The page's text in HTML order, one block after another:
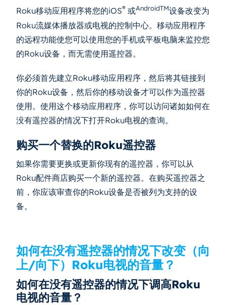
Roku移动应用程序将您的iOS® 或AndroidTM设备改变为
Roku流媒体播放器或电视的控制中心。移动应用程序
的远程功能使您可以使用您的手机或平板电脑来监控您
的Roku设备，而无需使用遥控器。
你必须首先建立Roku移动应用程序，然后将其链接到
你的Roku设备，然后你的移动设备才可以作为遥控器
使用。使用这个移动应用程序，你可以访问诸如如何在
没有遥控器的情况下打开Roku电视的查询。
购买一个替换的Roku遥控器
如果你需要更换或更新你现有的遥控器，你可以从
Roku配件商店购买一个新的遥控器。在购买遥控器之
前，你应该审查你的Roku设备是否被列为支持的设
备。
如何在没有遥控器的情况下改变（向
上/向下）Roku电视的音量？
如何在没有遥控器的情况下调高Roku
电视的音量？